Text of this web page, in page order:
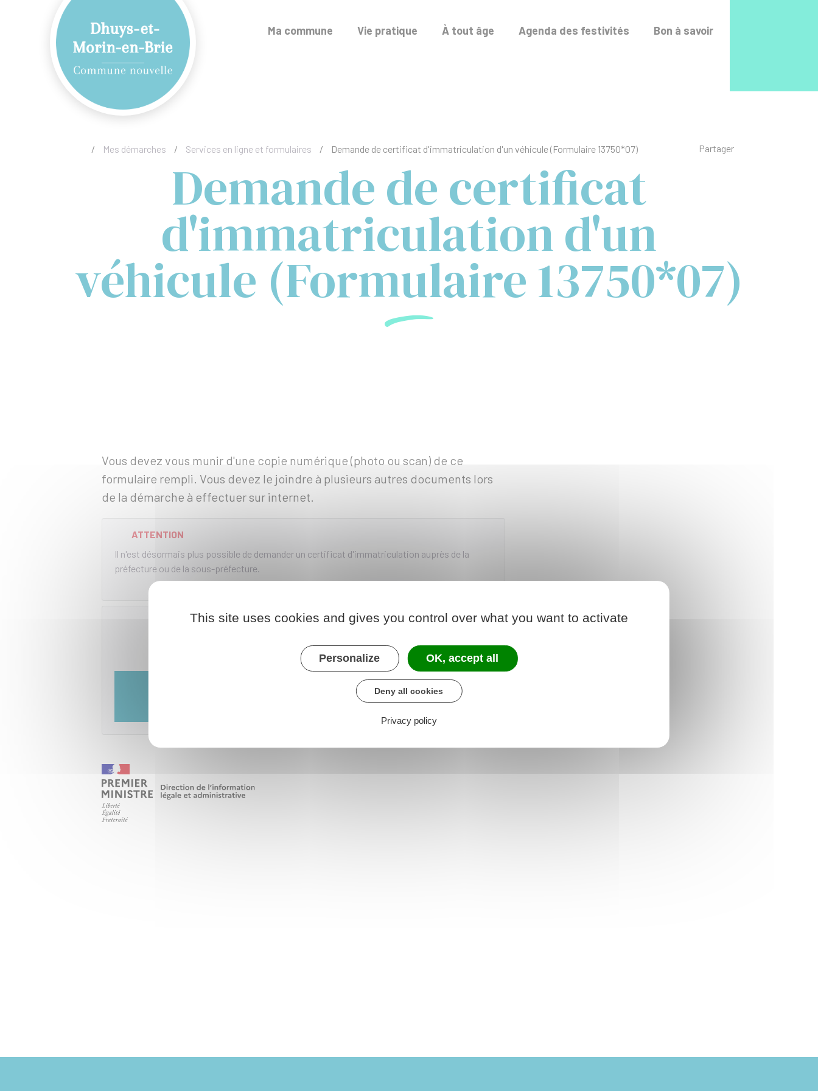
Ma commune Vie pratique À tout âge Agenda des festivités Bon à savoir
/ Mes démarches / Services en ligne et formulaires / Demande de certificat d'immatriculation d'un véhicule (Formulaire 13750*07) Partager
Demande de certificat
d'immatriculation d'un
véhicule (Formulaire 13750*07)
Vous devez vous munir d'une copie numérique (photo ou scan) de ce
formulaire rempli. Vous devez le joindre à plusieurs autres documents lors
de la démarche à effectuer sur internet.
ATTENTION
Il n'est désormais plus possible de demander un certificat d'immatriculation auprès de la
préfecture ou de la sous-préfecture.
Télécharger le formulaire
This site uses cookies and gives you control over what you want to activate
Personalize OK, accept all
Deny all cookies
Privacy policy